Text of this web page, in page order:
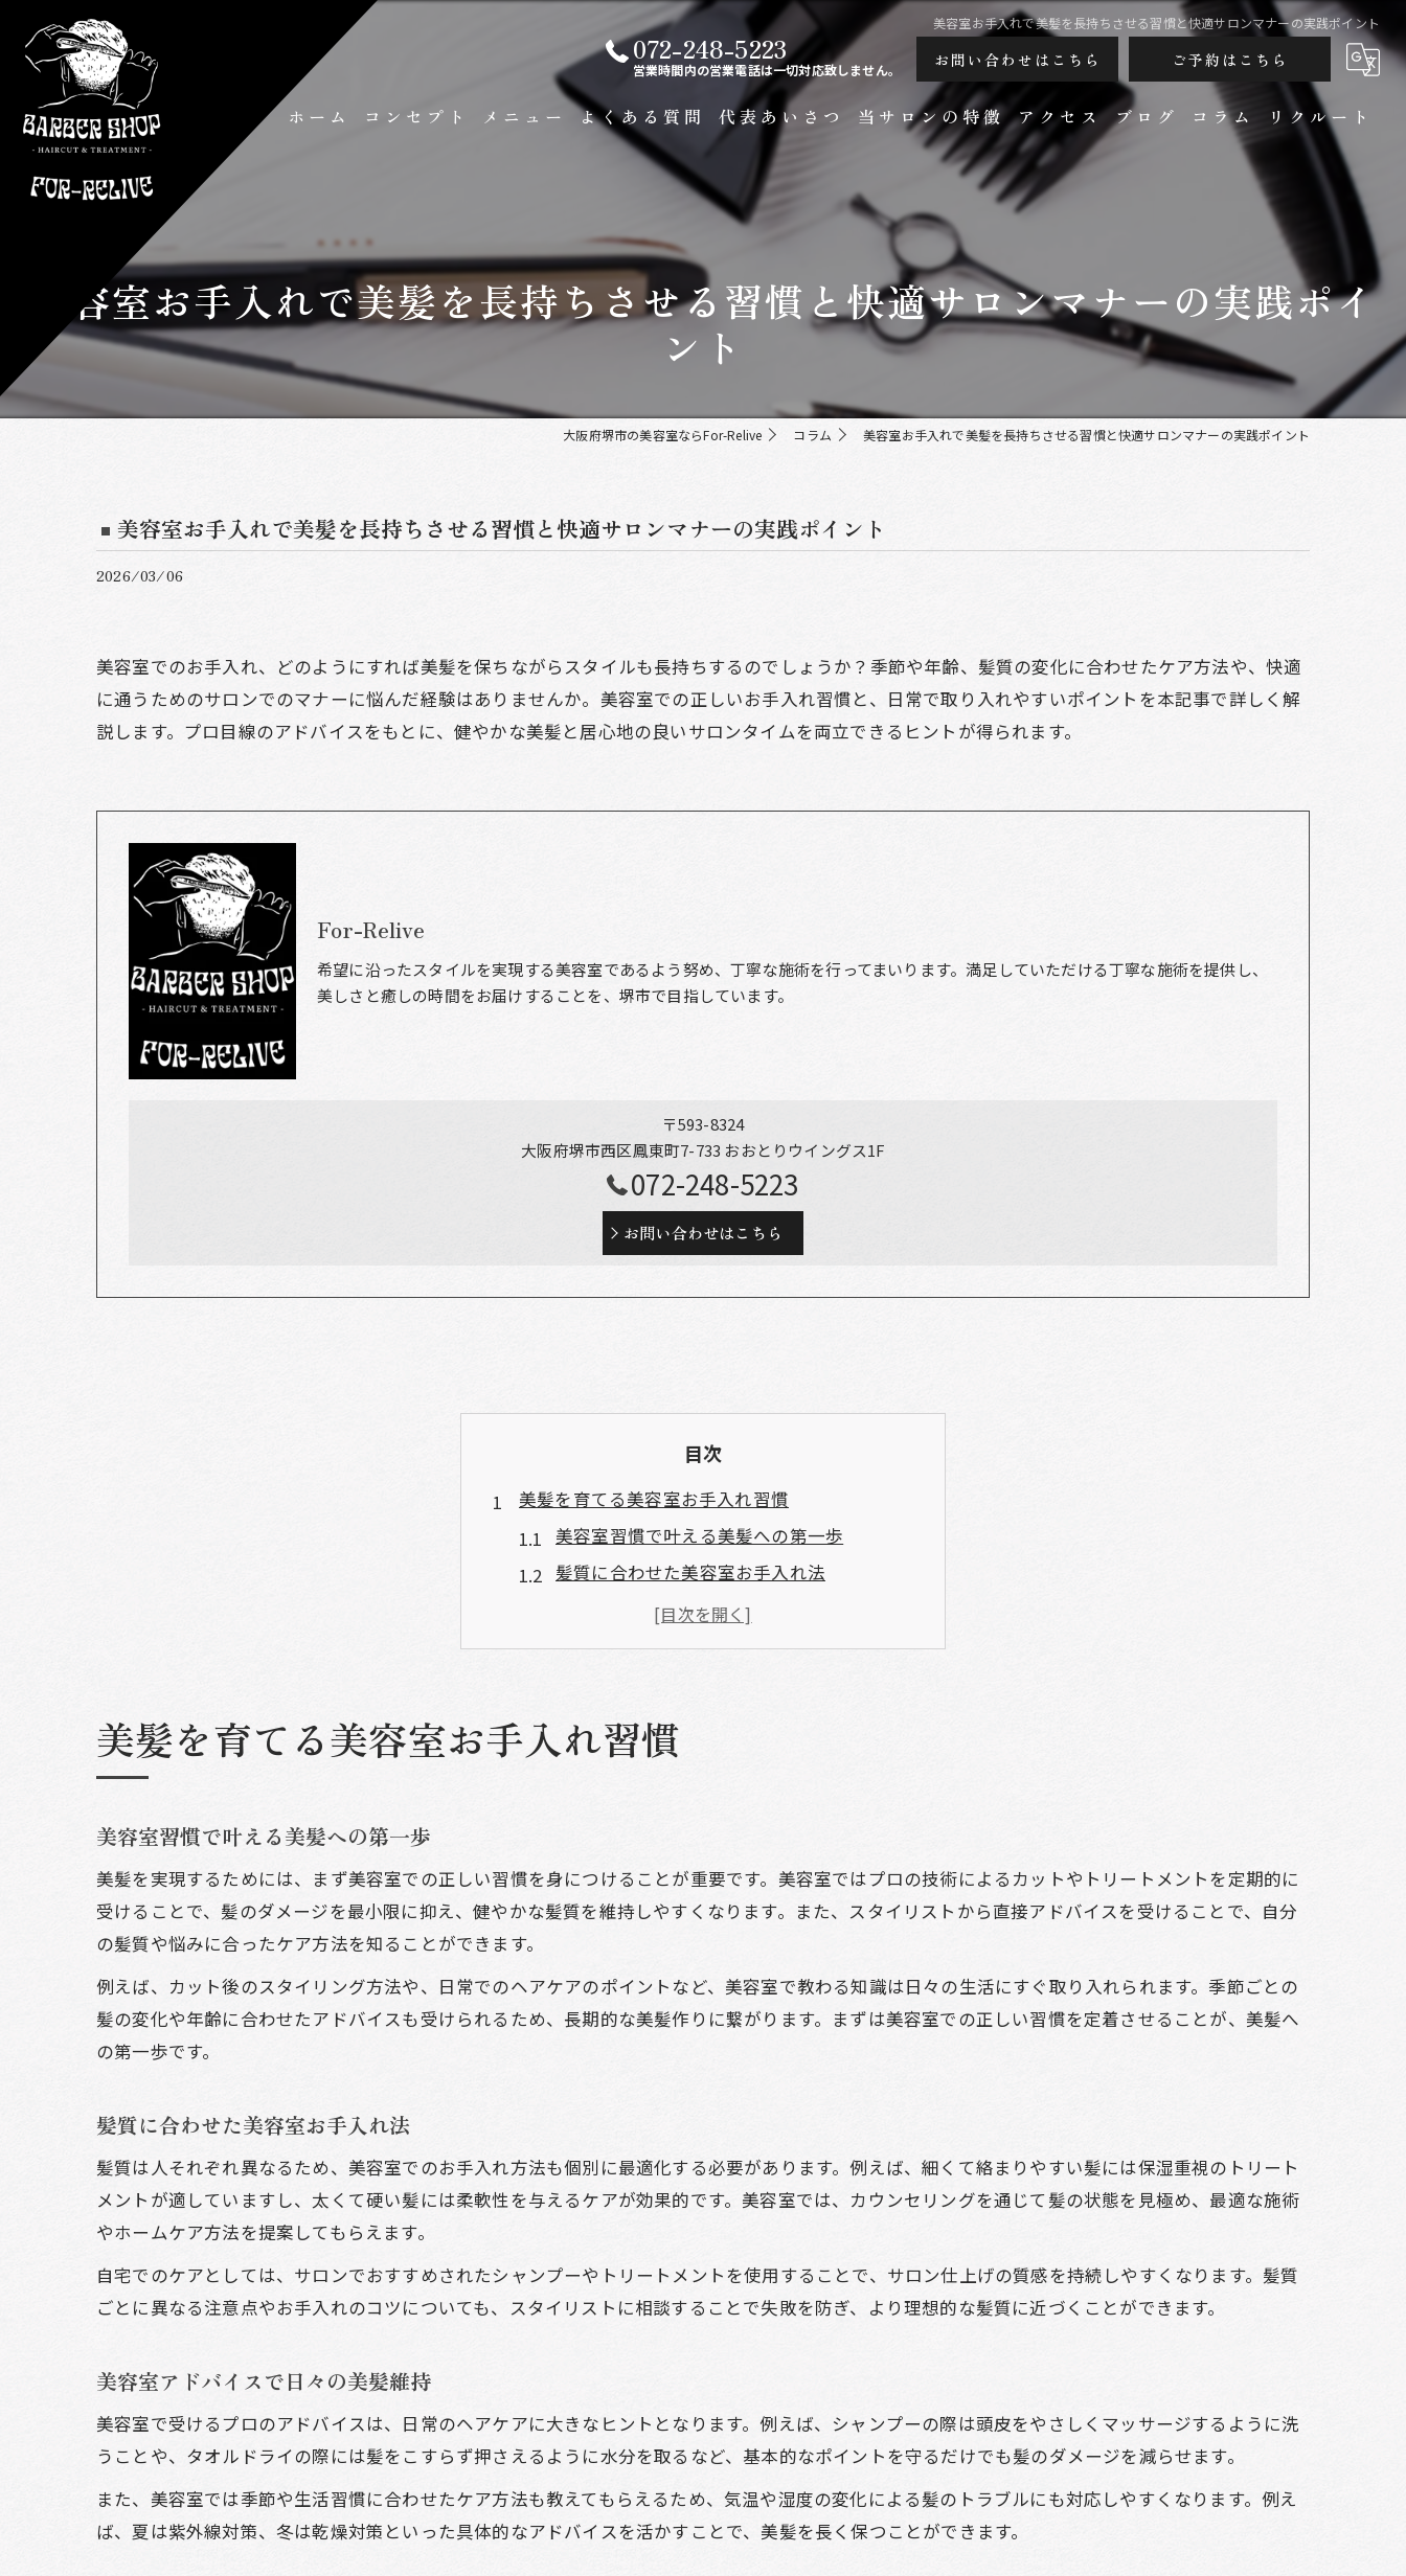
美容室お手入れで美髪を長持ちさせる習慣と快適サロンマナーの実践ポイント
072-248-5223
営業時間内の営業電話は一切対応致しません。 お問い合わせはこちら ご予約はこちら
ホーム コンセプト メニュー よくある質問 代表あいさつ 当サロンの特徴
メンズ
カラー
ビジネスカット
アクセス ブログ コラム リクルート
美容室お手入れで美髪を長持ちさせる習慣と快適サロンマナーの実践ポイ
ント
大阪府堺市の美容室ならFor-Relive コラム 美容室お手入れで美髪を長持ちさせる習慣と快適サロンマナーの実践ポイント
美容室お手入れで美髪を長持ちさせる習慣と快適サロンマナーの実践ポイント
2026/03/06
美容室でのお手入れ、どのようにすれば美髪を保ちながらスタイルも長持ちするのでしょうか？季節や年齢、髪質の変化に合わせたケア方法や、快適
に通うためのサロンでのマナーに悩んだ経験はありませんか。美容室での正しいお手入れ習慣と、日常で取り入れやすいポイントを本記事で詳しく解
説します。プロ目線のアドバイスをもとに、健やかな美髪と居心地の良いサロンタイムを両立できるヒントが得られます。
For-Relive
希望に沿ったスタイルを実現する美容室であるよう努め、丁寧な施術を行ってまいります。満足していただける丁寧な施術を提供し、
美しさと癒しの時間をお届けすることを、堺市で目指しています。
〒593-8324
大阪府堺市西区鳳東町7-733 おおとりウイングス1F
072-248-5223
お問い合わせはこちら
目次
美髪を育てる美容室お手入れ習慣
美容室習慣で叶える美髪への第一歩
髪質に合わせた美容室お手入れ法
美容室アドバイスで日々の美髪維持
美容室利用がもたらす髪の健康効果
自宅ケアと美容室利用の最適バランス
美容室と自宅ケアの組み合わせ術
美容室サポートで自宅ケアを強化
美容室頻度と日常ケアのベストバランス
美容室お手入れで叶う健康美髪の秘訣
美容室お手入れが導く美髪作りの秘訣
健康美髪には美容室施術が必須の理由
美髪維持には季節ごとのケア方法を工夫
美容室で季節ごとに変えるお手入れ法
季節の変化に合わせた美容室利用術
美容室の提案で乗り切る季節の髪悩み
美容室で気をつけたい快適マナーとは
美容室利用時の理想的な会話の姿勢
美容室でタブーとされる話題は避けよう
美容室お手入れ中のマナーで好印象に
美髪を育てる美容室お手入れ習慣
美容室習慣で叶える美髪への第一歩
美髪を実現するためには、まず美容室での正しい習慣を身につけることが重要です。美容室ではプロの技術によるカットやトリートメントを定期的に
受けることで、髪のダメージを最小限に抑え、健やかな髪質を維持しやすくなります。また、スタイリストから直接アドバイスを受けることで、自分
の髪質や悩みに合ったケア方法を知ることができます。
例えば、カット後のスタイリング方法や、日常でのヘアケアのポイントなど、美容室で教わる知識は日々の生活にすぐ取り入れられます。季節ごとの
髪の変化や年齢に合わせたアドバイスも受けられるため、長期的な美髪作りに繋がります。まずは美容室での正しい習慣を定着させることが、美髪へ
の第一歩です。
髪質に合わせた美容室お手入れ法
髪質は人それぞれ異なるため、美容室でのお手入れ方法も個別に最適化する必要があります。例えば、細くて絡まりやすい髪には保湿重視のトリート
メントが適していますし、太くて硬い髪には柔軟性を与えるケアが効果的です。美容室では、カウンセリングを通じて髪の状態を見極め、最適な施術
やホームケア方法を提案してもらえます。
自宅でのケアとしては、サロンでおすすめされたシャンプーやトリートメントを使用することで、サロン仕上げの質感を持続しやすくなります。髪質
ごとに異なる注意点やお手入れのコツについても、スタイリストに相談することで失敗を防ぎ、より理想的な髪質に近づくことができます。
美容室アドバイスで日々の美髪維持
美容室で受けるプロのアドバイスは、日常のヘアケアに大きなヒントとなります。例えば、シャンプーの際は頭皮をやさしくマッサージするように洗
うことや、タオルドライの際には髪をこすらず押さえるように水分を取るなど、基本的なポイントを守るだけでも髪のダメージを減らせます。
また、美容室では季節や生活習慣に合わせたケア方法も教えてもらえるため、気温や湿度の変化による髪のトラブルにも対応しやすくなります。例え
ば、夏は紫外線対策、冬は乾燥対策といった具体的なアドバイスを活かすことで、美髪を長く保つことができます。